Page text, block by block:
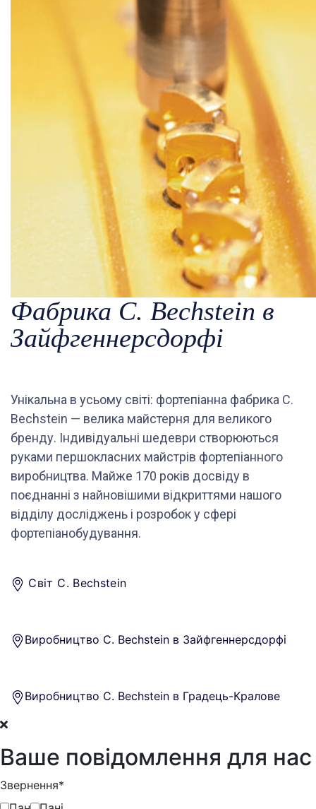
Фабрика C. Bechstein в
Зайфгеннерсдорфі
Унікальна в усьому світі: фортепіанна фабрика C.
Bechstein — велика майстерня для великого
бренду. Індивідуальні шедеври створюються
руками першокласних майстрів фортепіанного
виробництва. Майже 170 років досвіду в
поєднанні з найновішими відкриттями нашого
відділу досліджень і розробок у сфері
фортепіанобудування.
Світ C. Bechstein
Виробництво C. Bechstein в Зайфгеннерсдорфі
Виробництво C. Bechstein в Градець-Кралове
Ваше повідомлення для нас
Звернення*